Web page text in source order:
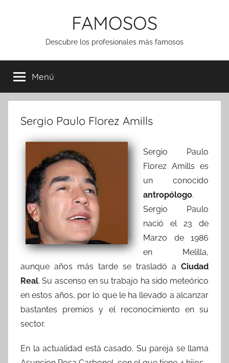
FAMOSOS
Descubre los profesionales más famosos
Menú
Sergio Paulo Florez Amills
Sergio Paulo
Florez Amills es
un conocido
antropólogo.
Sergio Paulo
nació el 23 de
Marzo de 1986
en Melilla,
aunque años más tarde se trasladó a Ciudad
Real. Su ascenso en su trabajo ha sido meteórico
en estos años, por lo que le ha llevado a alcanzar
bastantes premios y el reconocimiento en su
sector.
En la actualidad está casado. Su pareja se llama